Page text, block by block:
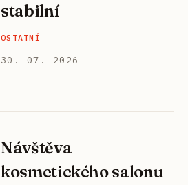
stabilní
OSTATNÍ
30. 07. 2026
Návštěva
kosmetického salonu